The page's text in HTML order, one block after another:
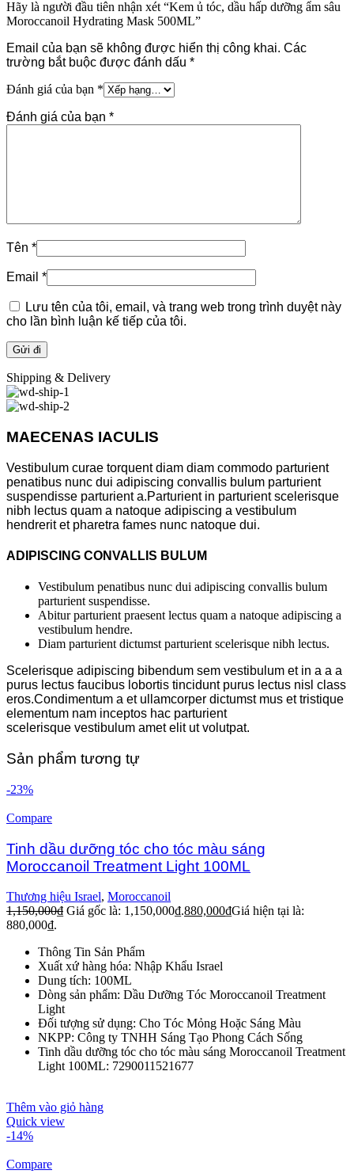
Hãy là người đầu tiên nhận xét “Kem ủ tóc, dầu hấp dưỡng ẩm sâu
Moroccanoil Hydrating Mask 500ML”
Email của bạn sẽ không được hiển thị công khai. Các
trường bắt buộc được đánh dấu *
Đánh giá của bạn *
Đánh giá của bạn *
Tên *
Email *
Lưu tên của tôi, email, và trang web trong trình duyệt này
cho lần bình luận kế tiếp của tôi.
Shipping & Delivery
MAECENAS IACULIS
Vestibulum curae torquent diam diam commodo parturient
penatibus nunc dui adipiscing convallis bulum parturient
suspendisse parturient a.Parturient in parturient scelerisque
nibh lectus quam a natoque adipiscing a vestibulum
hendrerit et pharetra fames nunc natoque dui.
ADIPISCING CONVALLIS BULUM
Vestibulum penatibus nunc dui adipiscing convallis bulum
parturient suspendisse.
Abitur parturient praesent lectus quam a natoque adipiscing a
vestibulum hendre.
Diam parturient dictumst parturient scelerisque nibh lectus.
Scelerisque adipiscing bibendum sem vestibulum et in a a a
purus lectus faucibus lobortis tincidunt purus lectus nisl class
eros.Condimentum a et ullamcorper dictumst mus et tristique
elementum nam inceptos hac parturient
scelerisque vestibulum amet elit ut volutpat.
Sản phẩm tương tự
-23%
Compare
Tinh dầu dưỡng tóc cho tóc màu sáng
Moroccanoil Treatment Light 100ML
Thương hiệu Israel, Moroccanoil
1,150,000₫ Giá gốc là: 1,150,000₫.880,000₫Giá hiện tại là:
880,000₫.
Thông Tin Sản Phẩm
Xuất xứ hàng hóa: Nhập Khẩu Israel
Dung tích: 100ML
Dòng sản phẩm: Dầu Dưỡng Tóc Moroccanoil Treatment
Light
Đối tượng sử dụng: Cho Tóc Mỏng Hoặc Sáng Màu
NKPP: Công ty TNHH Sáng Tạo Phong Cách Sống
Tinh dầu dưỡng tóc cho tóc màu sáng Moroccanoil Treatment
Light 100ML: 7290011521677
Thêm vào giỏ hàng
Quick view
-14%
Compare